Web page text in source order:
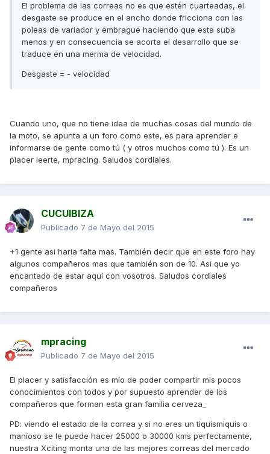
El problema de las correas no es que estén cuarteadas, el
desgaste se produce en el ancho donde fricciona con las
poleas de variador y embrague haciendo que esta suba
menos y en consecuencia se acorta el desarrollo que se
traduce en una merma de velocidad.
Desgaste = - velocidad
Cuando uno, que no tiene idea de muchas cosas del mundo de
la moto, se apunta a un foro como este, es para aprender e
informarse de gente como tú ( y otros muchos como tú ). Es un
placer leerte, mpracing. Saludos cordiales.
CUCUIBIZA
Publicado 7 de Mayo del 2015
+1 gente asi haria falta mas. También decir que en este foro hay
algunos compañeros mas que también son de 10. Asi que yo
encantado de estar aquí con vosotros. Saludos cordiales
compañeros
mpracing
Publicado 7 de Mayo del 2015
El placer y satisfacción es mío de poder compartir mis pocos
conocimientos con todos y por supuesto aprender de los
compañeros que forman esta gran familia cerveza_
PD: viendo el estado de la correa y si no eres un tiquismiquis o
maníoso se le puede hacer 25000 o 30000 kms perfectamente,
nuestra Xciting monta una de las mejores correas del mercado